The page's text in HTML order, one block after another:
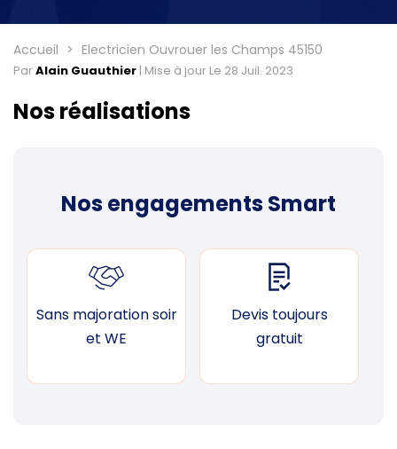
Accueil Electricien Ouvrouer les Champs 45150
ParAlain Guauthier | Mise à jour Le 28 Juil. 2023
Nos réalisations
Nos engagements Smart
Sans majoration soir
et WE
Devis toujours
gratuit